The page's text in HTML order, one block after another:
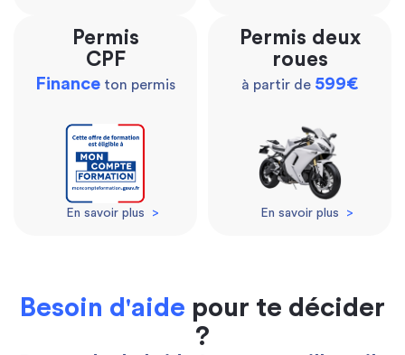
Permis
CPF
Finance ton permis
En savoir plus >
Permis deux
roues
à partir de 599€
En savoir plus >
Besoin d'aide pour te décider
?